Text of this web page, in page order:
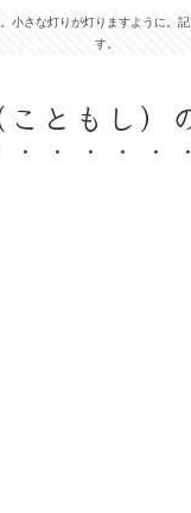
小さな灯りが灯りますように。
す。
ともし）